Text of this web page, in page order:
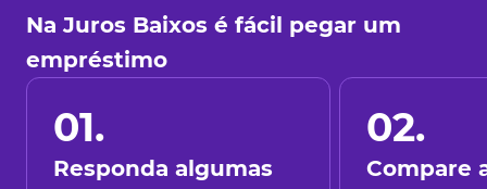
Na Juros Baixos é fácil pegar um
empréstimo
01.
Responda algumas
02.
Compare